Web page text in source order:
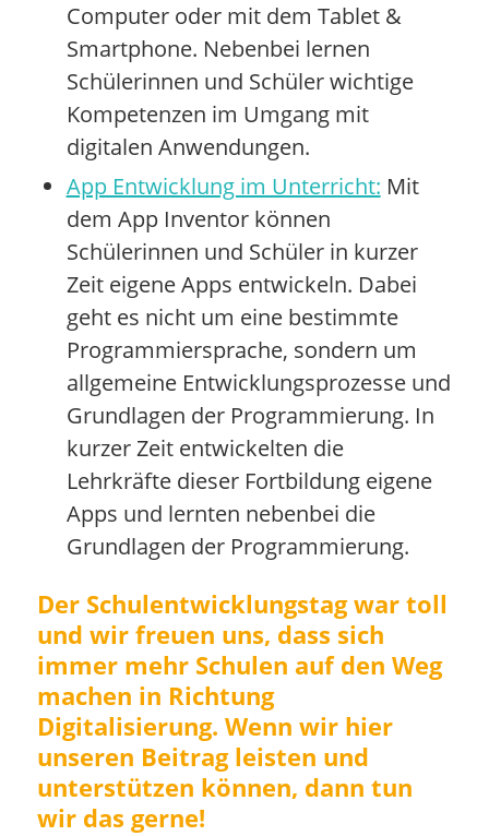
Computer oder mit dem Tablet &
Smartphone. Nebenbei lernen
Schülerinnen und Schüler wichtige
Kompetenzen im Umgang mit
digitalen Anwendungen.
App Entwicklung im Unterricht: Mit
dem App Inventor können
Schülerinnen und Schüler in kurzer
Zeit eigene Apps entwickeln. Dabei
geht es nicht um eine bestimmte
Programmiersprache, sondern um
allgemeine Entwicklungsprozesse und
Grundlagen der Programmierung. In
kurzer Zeit entwickelten die
Lehrkräfte dieser Fortbildung eigene
Apps und lernten nebenbei die
Grundlagen der Programmierung.
Der Schulentwicklungstag war toll
und wir freuen uns, dass sich
immer mehr Schulen auf den Weg
machen in Richtung
Digitalisierung. Wenn wir hier
unseren Beitrag leisten und
unterstützen können, dann tun
wir das gerne!